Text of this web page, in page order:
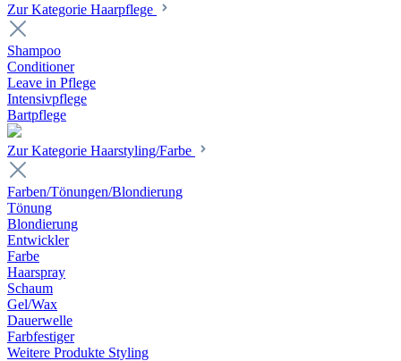
Zur Kategorie Haarpflege
Shampoo
Conditioner
Leave in Pflege
Intensivpflege
Bartpflege
Zur Kategorie Haarstyling/Farbe
Farben/Tönungen/Blondierung
Tönung
Blondierung
Entwickler
Farbe
Haarspray
Schaum
Gel/Wax
Dauerwelle
Farbfestiger
Weitere Produkte Styling